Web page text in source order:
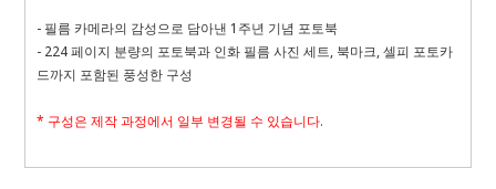
- 필름 카메라의 감성으로 담아낸 1주년 기념 포토북
- 224 페이지 분량의 포토북과 인화 필름 사진 세트, 북마크, 셀피 포토카
드까지 포함된 풍성한 구성
* 구성은 제작 과정에서 일부 변경될 수 있습니다.